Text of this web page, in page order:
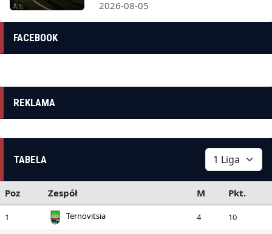
2026-08-05
FACEBOOK
REKLAMA
TABELA
Poz Zespół M Pkt.
1 Ternovitsia 4 10